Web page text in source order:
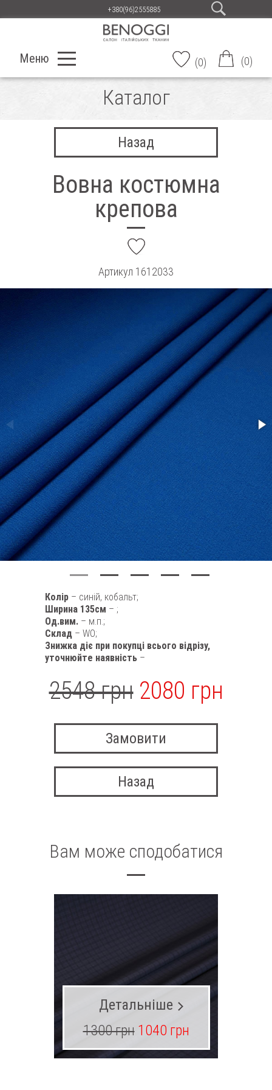
+380(96)2555885
Меню (0) (0)
Каталог
Назад
Вовна костюмна
крепова
Артикул 1612033
Колір – синій, кобальт;
Ширина 135см – ;
Од.вим. – м.п.;
Склад – WO;
Знижка діє при покупці всього відрізу,
уточнюйте наявність –
2548 грн 2080 грн
Замовити
Назад
Вам може сподобатися
Детальніше
1300 грн 1040 грн